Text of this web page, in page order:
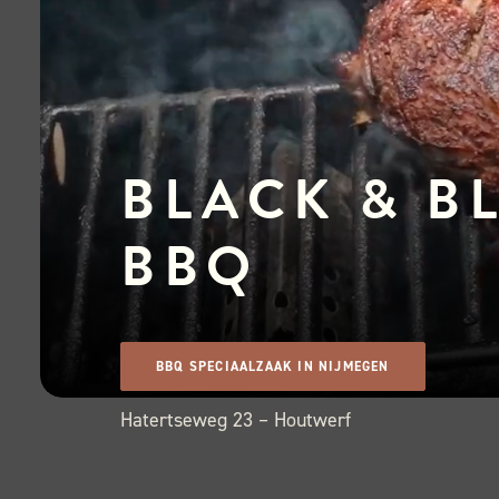
BLACK &
BBQ
BBQ SPECIAALZAAK IN NIJMEGEN
Hatertseweg 23 – Houtwerf